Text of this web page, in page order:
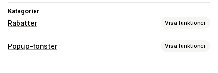
Kategorier
Rabatter Visa funktioner
Rabattyper
Popup-fönster Visa funktioner